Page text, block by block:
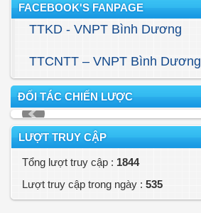
FACEBOOK'S FANPAGE
TTKD - VNPT Bình Dương
TTCNTT – VNPT Bình Dương
ĐỐI TÁC CHIẾN LƯỢC
LƯỢT TRUY CẬP
Tổng lượt truy cập : 1844
Lượt truy cập trong ngày : 535